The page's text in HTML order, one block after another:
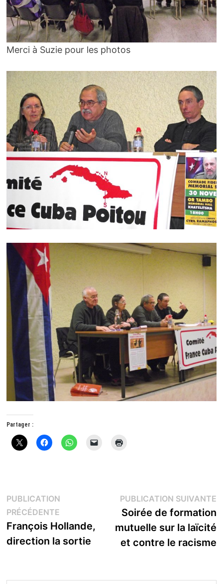
Merci à Suzie pour les photos
Partager :
Navigation
de
l’article
PUBLICATION
PRÉCÉDENTEPublication
précédente :
François Hollande,
direction la sortie
PUBLICATION SUIVANTE
Soirée de formation
mutuelle sur la laïcité
et contre le racisme